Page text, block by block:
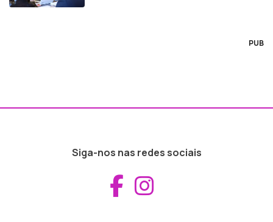
PUB
Siga-nos nas redes sociais
Aceder ao